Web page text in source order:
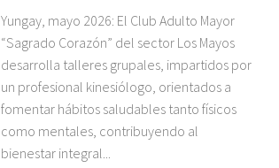
Yungay, mayo 2026: El Club Adulto Mayor
“Sagrado Corazón” del sector Los Mayos
desarrolla talleres grupales, impartidos por
un profesional kinesiólogo, orientados a
fomentar hábitos saludables tanto físicos
como mentales, contribuyendo al
bienestar integral...